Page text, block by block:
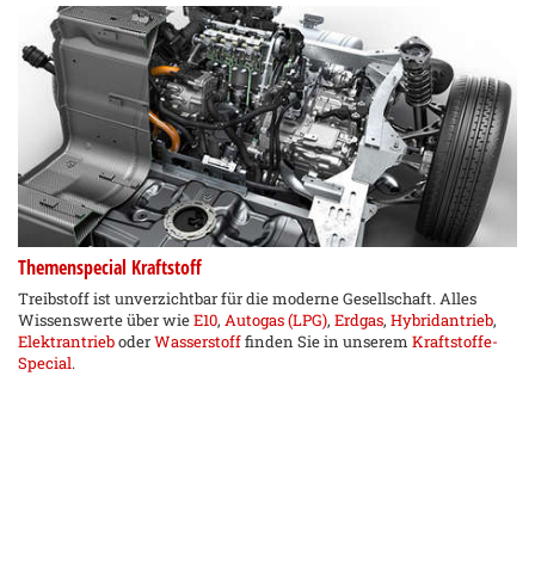
Themenspecial Kraftstoff
Treibstoff ist unverzichtbar für die moderne Gesellschaft. Alles
Wissenswerte über wieE10, Autogas (LPG), Erdgas, Hybridantrieb,
ElektrantrieboderWasserstofffinden Sie in unserem Kraftstoffe-
Special.